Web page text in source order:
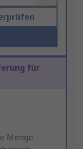
für
Menge